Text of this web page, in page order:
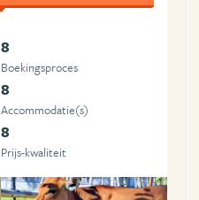
8
Boekingsproces
8
Accommodatie(s)
8
Prijs-kwaliteit